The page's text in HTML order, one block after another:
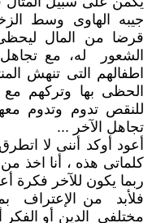
جيبه الهاوى وسط
قرضا من المال
الشعور له، مع
اطفالهم التى تنهش
الحظى بها وتركهم
للنقص تدوم وتدوم
تجاهل الآخر ...
أعود أوكد أننى لا
كلماتى هذه ، أنا اخذ
ربما يكون للآخر فكرة
فلأبد من الإعتراف
مختلفي الدين أو الفكر